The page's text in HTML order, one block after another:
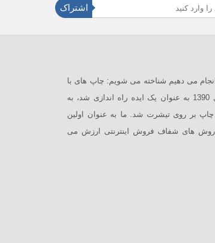
اشتراک
سال 1390 به بهترین شکل انجام می دهیم شناخته می شویم: چاپ های با
کیفیت بر روی محصولات با کیفیت بالا. آنچه که در سال 1390 به عنوان یک ایده راه اندازی شد، به
بر روی تیشرت شد. ما به عنوان اولین
و روش های شفاف فروش اینترنتی ارزش می